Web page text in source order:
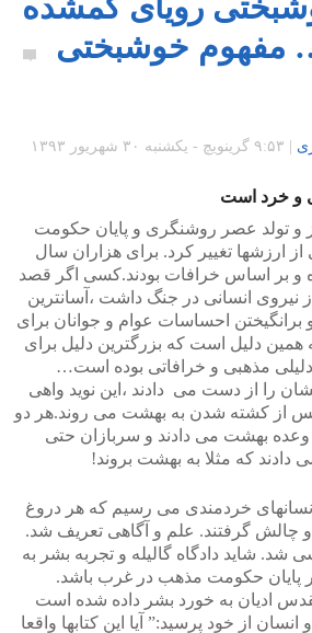
مفهوم خوشبختی
۹:۵۳ گرينويچ - یکشنبه ۳۰ شهریور ۱۳۹۳
و خرد است
و تولد عصر روشنگری و پایان حکومت
از ارزشها تغییر کرد. برای هزاران سال
و بر اساس خرافات بودند.کسی اگر قصد
نیروی انسانی در جنگ داشت ،آسانترین
برانگیختن احساسات عوام و جوانان برای
دلیل است که بزرگترین دلیل برای
مذهبی و خرافاتی بوده است…
را از دست می دادند ،این نوید واهی
از کشته شدن به بهشت می روند.هر دو
بهشت می دادند و سربازان حتی
که مثلا به بهشت بروند!
خردمندی می رسیم که هر دروغ
چالش گرفتند. علم و آگاهی تعریف شد.
شد. شاید دادگاه گالیله و تجربه بشر به
پایان حکومت مذهب در غرب باشد.
ادیان به خورد بشر داده شده است
از خود پرسید:” آیا این کتابها واقعا